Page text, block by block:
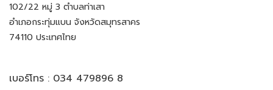
102/22 หมู่ 3 ตำบลท่าเสา
อำเภอกระทุ่มแบน จังหวัดสมุทรสาคร
74110 ประเทศไทย
เบอร์โทร : 034 479896 8